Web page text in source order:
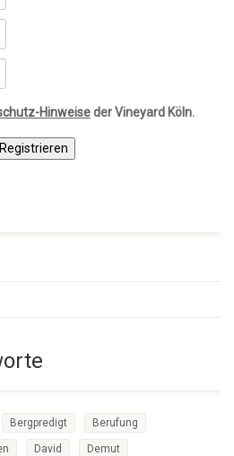
Hinweiseder Vineyard Köln.
Registrieren
Bergpredigt Berufung
David Demut